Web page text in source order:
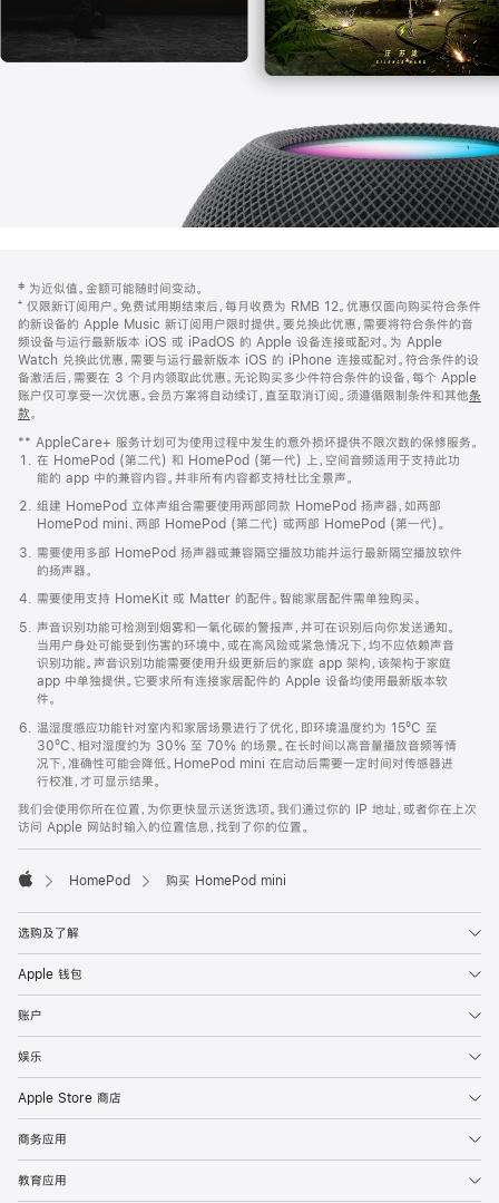
页
页
脚
注
‡ 为近似值。金额可能随时间变动。
⁺ 仅限新订阅用户。免费试用期结束后，每月收费为 RMB 12。优惠仅面向购买符合条件
的新设备的 Apple Music 新订阅用户限时提供。要兑换此优惠，需要将符合条件的音
频设备与运行最新版本 iOS 或 iPadOS 的 Apple 设备连接或配对。为 Apple
Watch 兑换此优惠，需要与运行最新版本 iOS 的 iPhone 连接或配对。符合条件的设
备激活后，需要在 3 个月内领取此优惠。无论购买多少件符合条件的设备，每个 Apple
账户仅可享受一次优惠。会员方案将自动续订，直至取消订阅。须遵循限制条件和其他条
款。
窗
口
中
打
开)
** AppleCare+ 服务计划可为使用过程中发生的意外损坏提供不限次数的保修服务。
在 HomePod (第二代) 和 HomePod (第一代) 上，空间音频适用于支持此功
能的 app 中的兼容内容。并非所有内容都支持杜比全景声。
组建 HomePod 立体声组合需要使用两部同款 HomePod 扬声器，如两部
HomePod mini、两部 HomePod (第二代) 或两部 HomePod (第一代)。
需要使用多部 HomePod 扬声器或兼容隔空播放功能并运行最新隔空播放软件
的扬声器。
需要使用支持 HomeKit 或 Matter 的配件。智能家居配件需单独购买。
声音识别功能可检测到烟雾和一氧化碳的警报声，并可在识别后向你发送通知。
当用户身处可能受到伤害的环境中，或在高风险或紧急情况下，均不应依赖声音
识别功能。声音识别功能需要使用升级更新后的家庭 app 架构，该架构于家庭
app 中单独提供。它要求所有连接家居配件的 Apple 设备均使用最新版本软
件。
温湿度感应功能针对室内和家居场景进行了优化，即环境温度约为 15ºC 至
30ºC、相对湿度约为 30% 至 70% 的场景。在长时间以高音量播放音频等情
况下，准确性可能会降低。HomePod mini 在启动后需要一定时间对传感器进
行校准，才可显示结果。
我们会使用你所在位置，为你更快显示送货选项。我们通过你的 IP 地址，或者你在上次
访问 Apple 网站时输入的位置信息，找到了你的位置。
HomePod 购买 HomePod mini
选购及了解
Apple 钱包
账户
娱乐
Apple Store 商店
商务应用
教育应用